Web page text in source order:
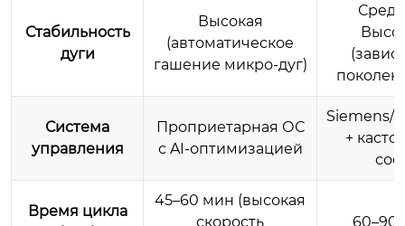
Стабильность
дуги
Высокая
(автоматическое
гашение микро-дуг)
Система
управления
Проприетарная ОС
с AI-оптимизацией
Siemens/
+
Время цикла
45–60 мин (высокая
скорость
60–90